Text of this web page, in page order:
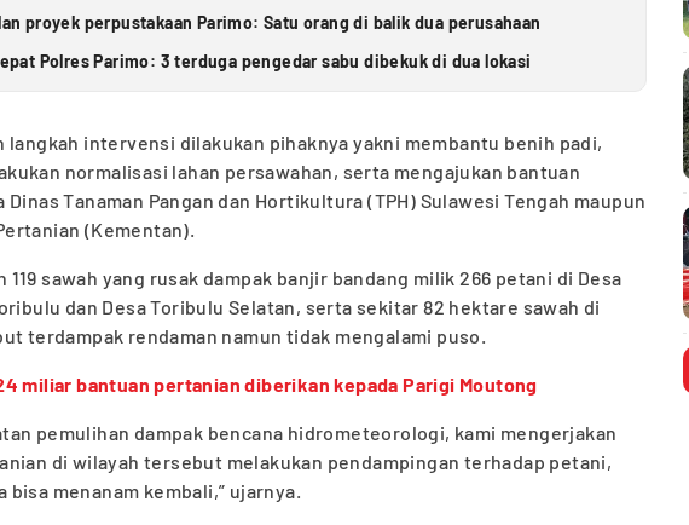
proyek perpustakaan Parimo: Satu orang di balik dua perusahaan
Polres Parimo: 3 terduga pengedar sabu dibekuk di dua lokasi
langkah intervensi dilakukan pihaknya yakni membantu benih padi,
normalisasi lahan persawahan, serta mengajukan bantuan
Dinas Tanaman Pangan dan Hortikultura (TPH) Sulawesi Tengah maupun
(Kementan).
119 sawah yang rusak dampak banjir bandang milik 266 petani di Desa
dan Desa Toribulu Selatan, serta sekitar 82 hektare sawah di
terdampak rendaman namun tidak mengalami puso.
miliar bantuan pertanian diberikan kepada Parigi Moutong
pemulihan dampak bencana hidrometeorologi, kami mengerjakan
di wilayah tersebut melakukan pendampingan terhadap petani,
bisa menanam kembali,” ujarnya.